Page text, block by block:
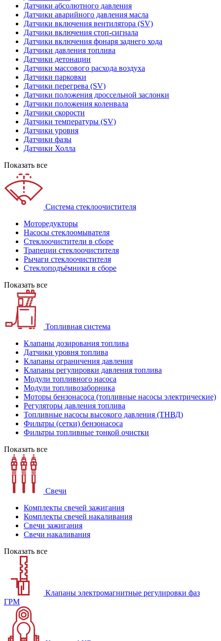
Датчики абсолютного давления
Датчики аварийного давления масла
Датчики включения вентилятора (SV)
Датчики включения стоп-сигнала
Датчики включения фонаря заднего хода
Датчики давления топлива
Датчики детонации
Датчики массового расхода воздуха
Датчики парковки
Датчики перегрева (SV)
Датчики положения дроссельной заслонки
Датчики положения коленвала
Датчики скорости
Датчики температуры (SV)
Датчики уровня
Датчики фазы
Датчики Холла
Показать все
Система стеклоочистителя
Моторедукторы
Насосы стеклоомывателя
Стеклоочистители в сборе
Трапеции стеклоочистителя
Рычаги стеклоочистителя
Стеклоподъёмники в сборе
Показать все
Топливная система
Клапаны дозирования топлива
Датчики уровня топлива
Клапаны ограничения давления
Клапаны регулировки давления топлива
Модули топливного насоса
Модули топливозаборника
Моторы бензонасоса (топливные насосы электрические)
Регуляторы давления топлива
Топливные насосы высокого давления (ТНВД)
Фильтры (сетки) бензонасоса
Фильтры топливные тонкой очистки
Показать все
Свечи
Комплекты свечей зажигания
Комплекты свечей накаливания
Свечи зажигания
Свечи накаливания
Показать все
Клапаны электромагнитные регулировки фаз
ГРМ